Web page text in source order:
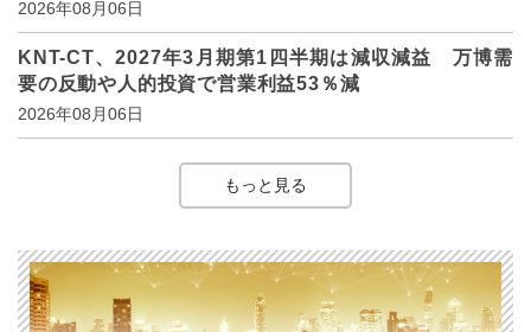
2026年08月06日
KNT-CT、2027年3月期第1四半期は減収減益 万博需
要の反動や人的投資で営業利益53％減
2026年08月06日
もっと見る